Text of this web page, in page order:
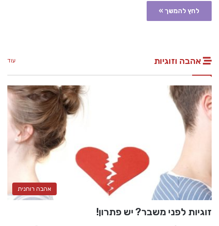
לחץ להמשך »
אהבה וזוגיות עוד
אהבה רוחנית
זוגיות לפני משבר? יש פתרון!